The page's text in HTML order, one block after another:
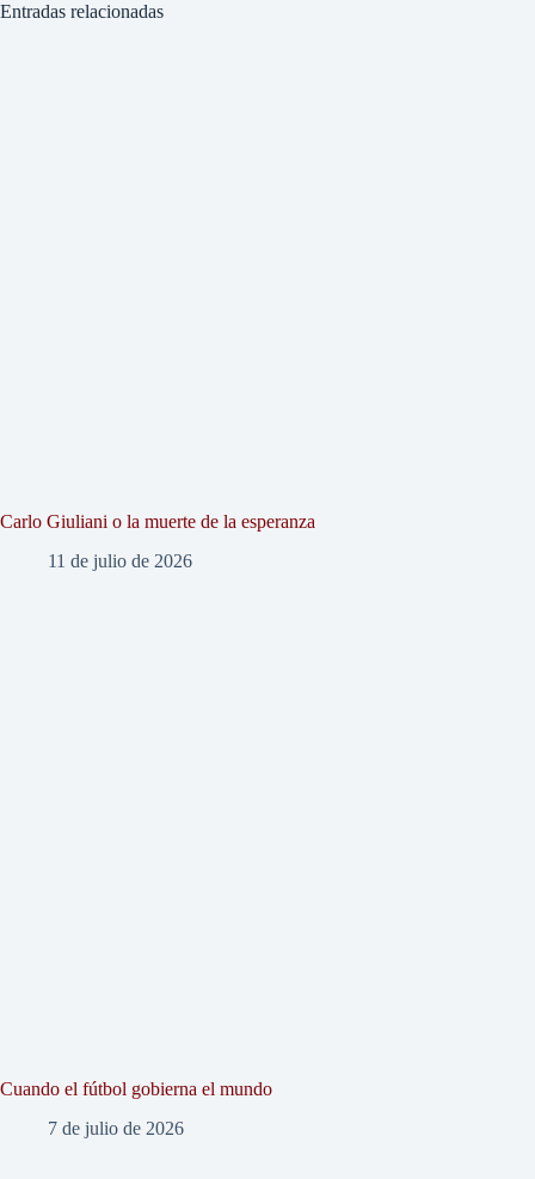
Entradas relacionadas
Carlo Giuliani o la muerte de la esperanza
11 de julio de 2026
Cuando el fútbol gobierna el mundo
7 de julio de 2026